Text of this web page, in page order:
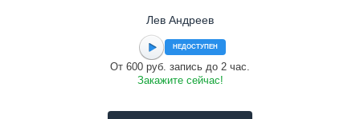
Лев Андреев
НЕДОСТУПЕН
От 600 руб. запись до 2 час.
Закажите сейчас!